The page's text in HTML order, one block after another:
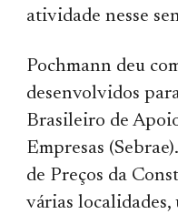
atividade nesse
Pochmann deu
desenvolvidos
Brasileiro de
Empresas
de Preços da
várias